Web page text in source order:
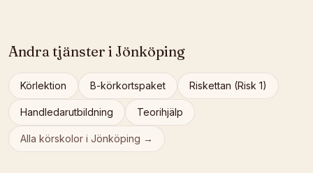
Andra tjänster i Jönköping
Körlektion B-körkortspaket Riskettan (Risk 1)
Handledarutbildning Teorihjälp
Alla körskolor i Jönköping →